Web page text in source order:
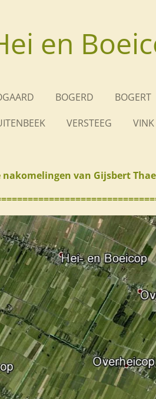
en
BOGERD BOGERT
VERSTEEG VINK
van Gijsbert